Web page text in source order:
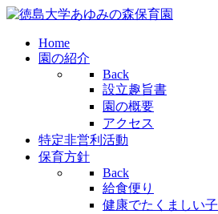
Home
園の紹介
Back
設立趣旨書
園の概要
アクセス
特定非営利活動
保育方針
Back
給食便り
健康でたくましい子